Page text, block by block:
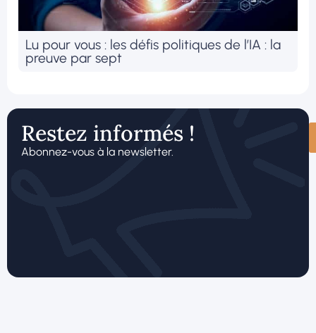
Lu pour vous : les défis politiques de l’IA : la
preuve par sept
Restez informés !
Abonnez-vous à la newsletter.